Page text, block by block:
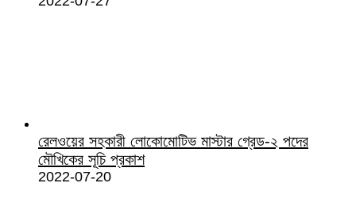
রেলওয়ের সহকারী লোকোমোটিভ মাস্টার গ্রেড-২ পদের
মৌখিকের সূচি প্রকাশ
2022-07-20